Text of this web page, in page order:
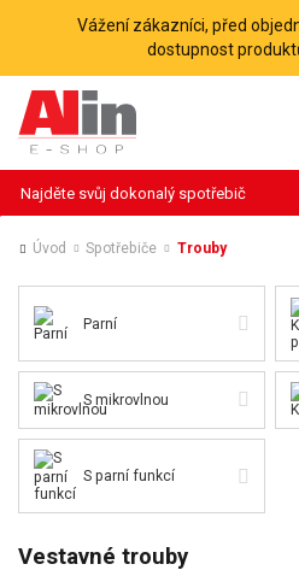
Vážení zákazníci, před
dostupnost
Úvod Spotřebiče Trouby
Parní
S mikrovlnou
S parní funkcí
Vestavné trouby